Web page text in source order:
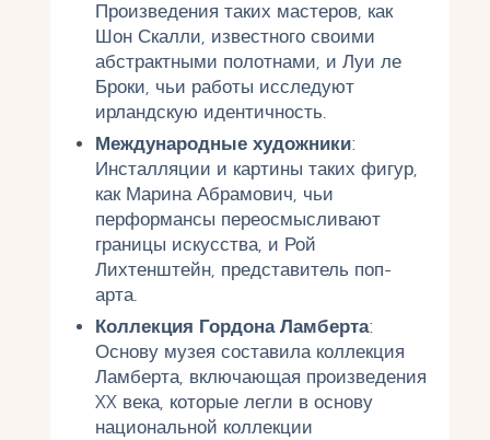
Произведения таких мастеров, как
Шон Скалли, известного своими
абстрактными полотнами, и Луи ле
Броки, чьи работы исследуют
ирландскую идентичность.
Международные художники:
Инсталляции и картины таких фигур,
как Марина Абрамович, чьи
перформансы переосмысливают
границы искусства, и Рой
Лихтенштейн, представитель поп-
арта.
Коллекция Гордона Ламберта:
Основу музея составила коллекция
Ламберта, включающая произведения
XX века, которые легли в основу
национальной коллекции